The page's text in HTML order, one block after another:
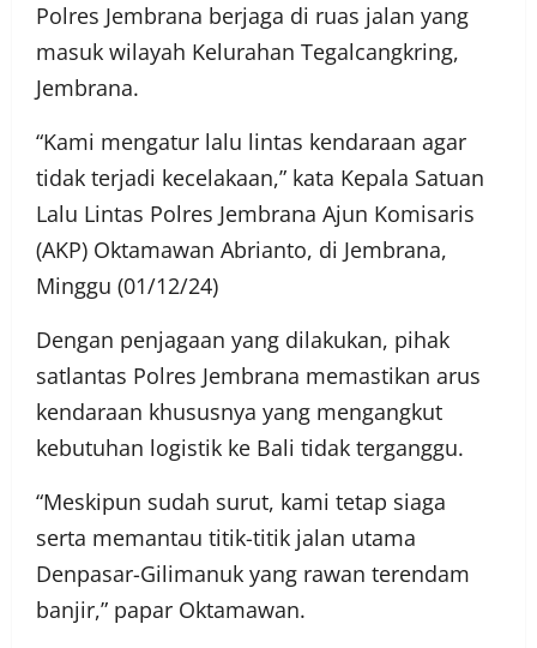
Polres Jembrana berjaga di ruas jalan yang
masuk wilayah Kelurahan Tegalcangkring,
Jembrana.
“Kami mengatur lalu lintas kendaraan agar
tidak terjadi kecelakaan,” kata Kepala Satuan
Lalu Lintas Polres Jembrana Ajun Komisaris
(AKP) Oktamawan Abrianto, di Jembrana,
Minggu (01/12/24)
Dengan penjagaan yang dilakukan, pihak
satlantas Polres Jembrana memastikan arus
kendaraan khususnya yang mengangkut
kebutuhan logistik ke Bali tidak terganggu.
“Meskipun sudah surut, kami tetap siaga
serta memantau titik-titik jalan utama
Denpasar-Gilimanuk yang rawan terendam
banjir,” papar Oktamawan.